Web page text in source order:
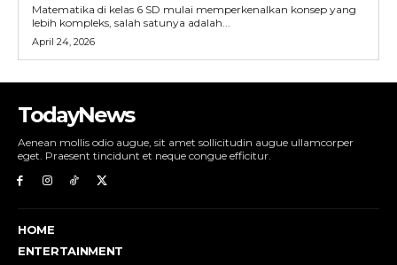
Matematika di kelas 6 SD mulai memperkenalkan konsep yang
lebih kompleks, salah satunya adalah...
April 24, 2026
TodayNews
Aenean mollis odio augue, sit amet sollicitudin augue ullamcorper
eget. Praesent tincidunt et neque congue efficitur.
HOME
ENTERTAINMENT